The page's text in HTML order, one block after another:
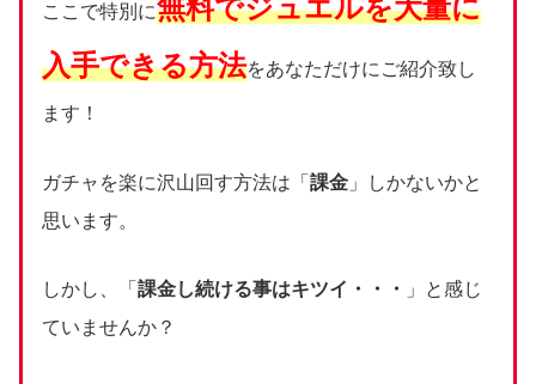
ここで特別に無料でジュエルを大量に
入手できる方法をあなただけにご紹介致し
ます！
ガチャを楽に沢山回す方法は「 課金 」しかないかと
思います。
しかし、「 課金し続ける事はキツイ・・・
」と感じ
ていませんか？